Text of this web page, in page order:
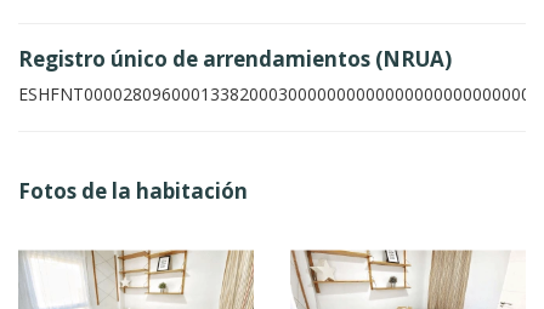
Registro único de arrendamientos (NRUA)
ESHFNT00002809600013382000300000000000000000000000007
Fotos de la habitación